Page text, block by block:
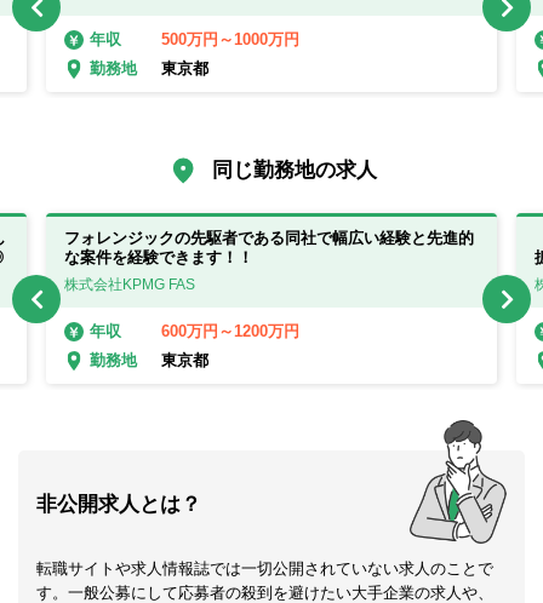
年収
500万円～1000万円
勤務地
東京都
同じ勤務地の求人
フォレンジックの先駆者である同社で幅広い経験と先進的
な案件を経験できます！！
株式会社KPMG FAS
年収
600万円～1200万円
勤務地
東京都
非公開求人とは？
転職サイトや求人情報誌では一切公開されていない求人のことで
す。一般公募にして応募者の殺到を避けたい大手企業の求人や、